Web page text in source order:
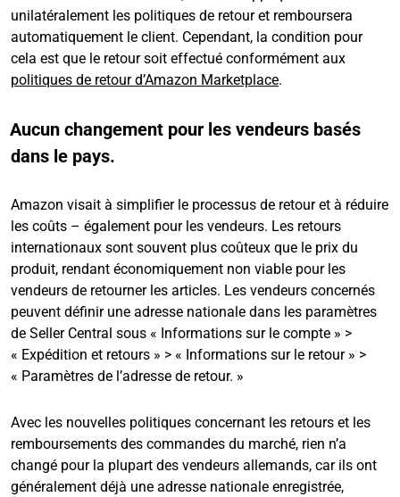
unilatéralement les politiques de retour et remboursera
automatiquement le client. Cependant, la condition pour
cela est que le retour soit effectué conformément aux
politiques de retour d’Amazon Marketplace.
Aucun changement pour les vendeurs basés
dans le pays.
Amazon visait à simplifier le processus de retour et à réduire
les coûts – également pour les vendeurs. Les retours
internationaux sont souvent plus coûteux que le prix du
produit, rendant économiquement non viable pour les
vendeurs de retourner les articles. Les vendeurs concernés
peuvent définir une adresse nationale dans les paramètres
de Seller Central sous « Informations sur le compte » >
« Expédition et retours » > « Informations sur le retour » >
« Paramètres de l’adresse de retour. »
Avec les nouvelles politiques concernant les retours et les
remboursements des commandes du marché, rien n’a
changé pour la plupart des vendeurs allemands, car ils ont
généralement déjà une adresse nationale enregistrée,